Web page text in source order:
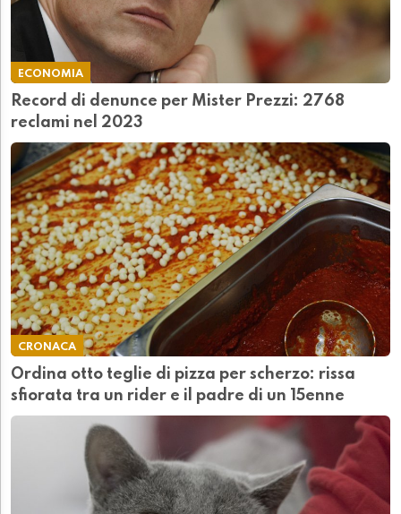
ECONOMIA
Record di denunce per Mister Prezzi: 2768
reclami nel 2023
CRONACA
Ordina otto teglie di pizza per scherzo: rissa
sfiorata tra un rider e il padre di un 15enne